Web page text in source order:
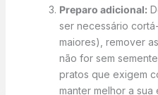
Preparo adicional:
ser necessário
maiores), remover
não for sem
pratos que exigem
manter melhor a sua